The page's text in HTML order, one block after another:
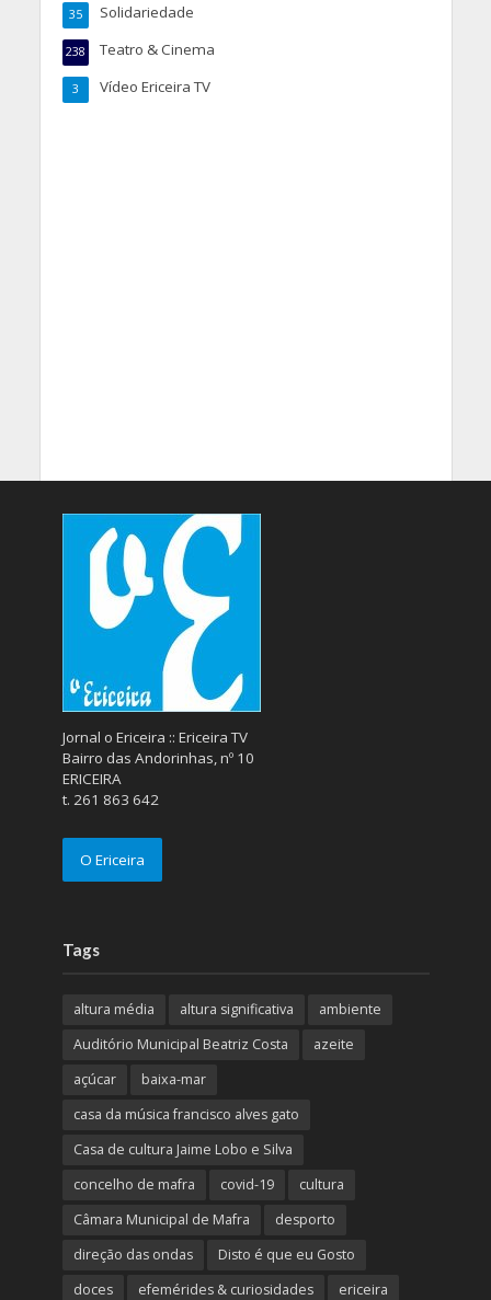
Solidariedade
35
Teatro & Cinema
238
Vídeo Ericeira TV
3
Jornal o Ericeira :: Ericeira TV
Bairro das Andorinhas, nº 10
ERICEIRA
t. 261 863 642
O Ericeira
Tags
altura média altura significativa
ambiente
Auditório Municipal Beatriz Costa
azeite
açúcar
baixa-mar
casa da música francisco alves gato
Casa de cultura Jaime Lobo e Silva
concelho de mafra
covid-19
cultura
Câmara Municipal de Mafra
desporto
direção das ondas
Disto é que eu Gosto
doces
efemérides & curiosidades ericeira